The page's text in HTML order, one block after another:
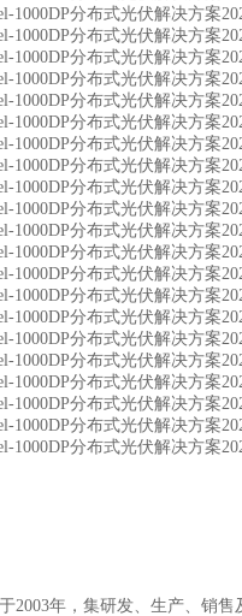
2003年，集研发、生产、销